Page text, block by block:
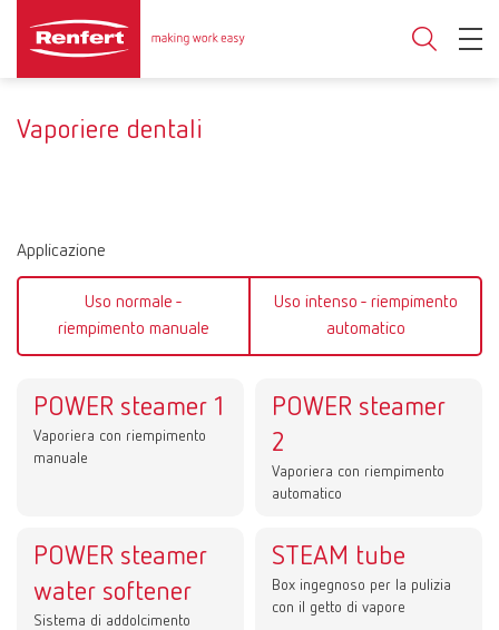
Vaporiere dentali
Applicazione
Uso normale -
riempimento manuale
Uso intenso - riempimento
automatico
POWER steamer 1
Vaporiera con riempimento
manuale
POWER steamer
2
Vaporiera con riempimento
automatico
POWER steamer
water softener
Sistema di addolcimento
STEAM tube
Box ingegnoso per la pulizia
con il getto di vapore